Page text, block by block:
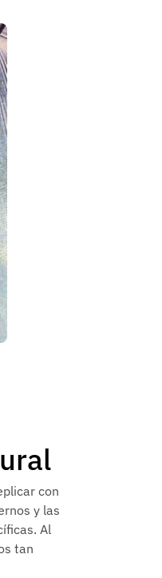
con
y las
Al
tan